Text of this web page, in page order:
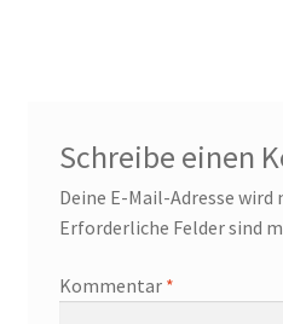
Schreibe einen
Deine E-Mail-Adresse
Erforderliche Felder sind
Kommentar *